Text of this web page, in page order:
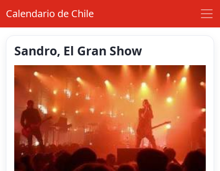
Calendario de Chile
Sandro, El Gran Show